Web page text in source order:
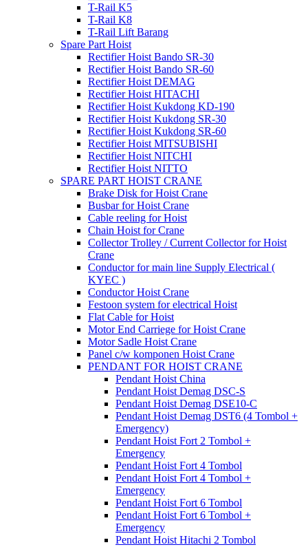
T-Rail K5
T-Rail K8
T-Rail Lift Barang
Spare Part Hoist
Rectifier Hoist Bando SR-30
Rectifier Hoist Bando SR-60
Rectifier Hoist DEMAG
Rectifier Hoist HITACHI
Rectifier Hoist Kukdong KD-190
Rectifier Hoist Kukdong SR-30
Rectifier Hoist Kukdong SR-60
Rectifier Hoist MITSUBISHI
Rectifier Hoist NITCHI
Rectifier Hoist NITTO
SPARE PART HOIST CRANE
Brake Disk for Hoist Crane
Busbar for Hoist Crane
Cable reeling for Hoist
Chain Hoist for Crane
Collector Trolley / Current Collector for Hoist
Crane
Conductor for main line Supply Electrical (
KYEC )
Conductor Hoist Crane
Festoon system for electrical Hoist
Flat Cable for Hoist
Motor End Carriege for Hoist Crane
Motor Sadle Hoist Crane
Panel c/w komponen Hoist Crane
PENDANT FOR HOIST CRANE
Pendant Hoist China
Pendant Hoist Demag DSC-S
Pendant Hoist Demag DSE10-C
Pendant Hoist Demag DST6 (4 Tombol +
Emergency)
Pendant Hoist Fort 2 Tombol +
Emergency
Pendant Hoist Fort 4 Tombol
Pendant Hoist Fort 4 Tombol +
Emergency
Pendant Hoist Fort 6 Tombol
Pendant Hoist Fort 6 Tombol +
Emergency
Pendant Hoist Hitachi 2 Tombol